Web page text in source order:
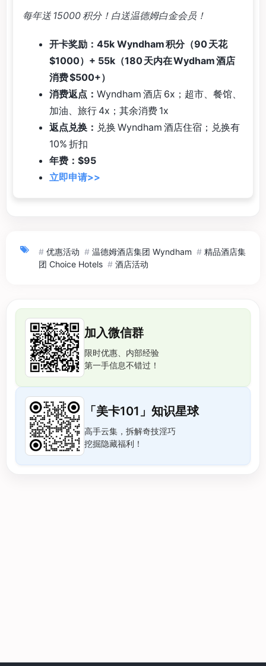
每年送 15000 积分！白送温德姆白金会员！
开卡奖励：45k Wyndham 积分（90 天花
$1000）+ 55k（180 天内在 Wydham 酒店
消费 $500+）
消费返点： Wyndham 酒店 6x；超市、餐馆、
加油、旅行 4x；其余消费 1x
返点兑换： 兑换 Wyndham 酒店住宿；兑换有
10% 折扣
年费：$95
立即申请>>
# 优惠活动 # 温德姆酒店集团 Wyndham # 精品酒店集
团 Choice Hotels # 酒店活动
加入微信群
限时优惠、内部经验
第一手信息不错过！
「美卡101」知识星球
高手云集，拆解奇技淫巧
挖掘隐藏福利！